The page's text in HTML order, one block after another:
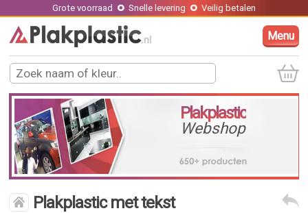
Grote voorraad Snelle levering Veilig betalen
Menu
Plakplastic
Webshop
Plakplastic met tekst